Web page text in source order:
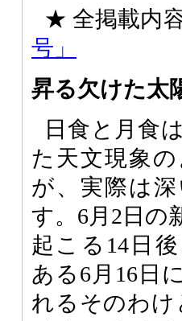
★ 全掲載内
号」
昇る欠けた太
日食と月食
た天文現象
が、実際は
す。6月2日の
起こる14日
ある6月16日
れるそのわ